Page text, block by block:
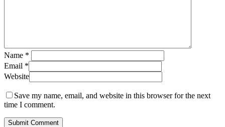
Name *
Email *
Website
Save my name, email, and website in this browser for the next
time I comment.